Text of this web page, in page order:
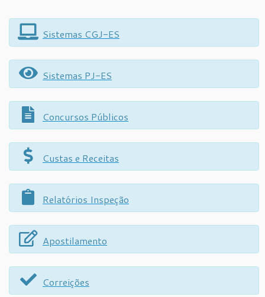
Sistemas CGJ-ES
Sistemas PJ-ES
Concursos Públicos
Custas e Receitas
Relatórios Inspeção
Apostilamento
Correições